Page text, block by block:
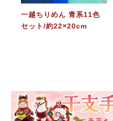
一越ちりめん 青系11色
セット/約22×20cm